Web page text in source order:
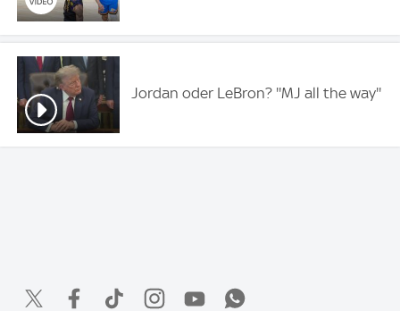
Jordan oder LeBron? ''MJ all the way''